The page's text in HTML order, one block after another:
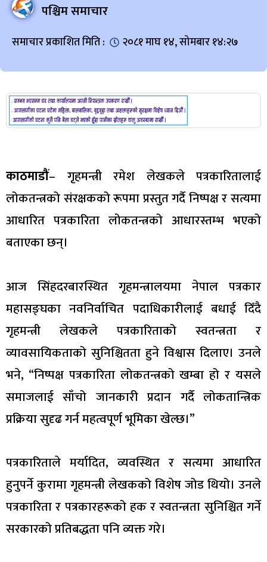
पश्चिम समाचार
समाचार प्रकाशित मिति : २०८१ माघ १४, सोमबार १४:२७
काठमाडौं– गृहमन्त्री रमेश लेखकले पत्रकारितालाई
लोकतन्त्रको संरक्षकको रूपमा प्रस्तुत गर्दै निष्पक्ष र सत्यमा
आधारित पत्रकारिता लोकतन्त्रको आधारस्तम्भ भएको
बताएका छन्।
आज सिंहदरबारस्थित गृहमन्त्रालयमा नेपाल पत्रकार
महासङ्घका नवनिर्वाचित पदाधिकारीलाई बधाई दिँदै
गृहमन्त्री लेखकले पत्रकारिताको स्वतन्त्रता र
व्यावसायिकताको सुनिश्चितता हुने विश्वास दिलाए। उनले
भने, “निष्पक्ष पत्रकारिता लोकतन्त्रको खम्बा हो र यसले
समाजलाई साँचो जानकारी प्रदान गर्दै लोकतान्त्रिक
प्रक्रिया सुदृढ गर्न महत्वपूर्ण भूमिका खेल्छ।”
पत्रकारिताले मर्यादित, व्यवस्थित र सत्यमा आधारित
हुनुपर्ने कुरामा गृहमन्त्री लेखकको विशेष जोड थियो। उनले
पत्रकारिता र पत्रकारहरूको हक र स्वतन्त्रता सुनिश्चित गर्ने
सरकारको प्रतिबद्धता पनि व्यक्त गरे।